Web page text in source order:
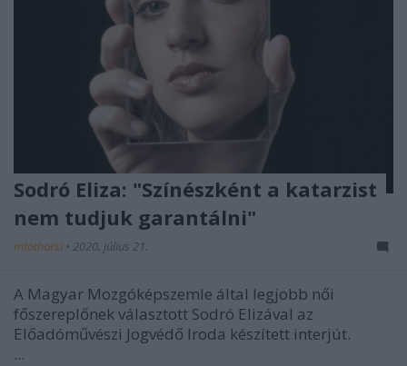
Sodró Eliza: "Színészként a katarzist
nem tudjuk garantálni"
mtothorsi • 2020. július 21.
A Magyar Mozgóképszemle által legjobb női
főszereplőnek választott Sodró Elizával az
Előadóművészi Jogvédő Iroda készített interjút.
...